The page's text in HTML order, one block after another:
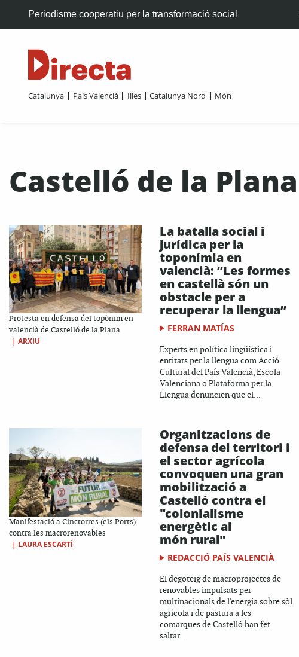
Periodisme cooperatiu per la transformació social
Catalunya País Valencià Illes Catalunya Nord Món
Castelló de la Plana
Protesta en defensa del topònim en
valencià de Castelló de la Plana
| ARXIU
La batalla social i
jurídica per la
toponímia en
valencià: “Les formes
en castellà són un
obstacle per a
recuperar la llengua”
FERRAN MATÍAS
Experts en política lingüística i
entitats per la llengua com Acció
Cultural del País Valencià, Escola
Valenciana o Plataforma per la
Llengua denuncien que el...
Manifestació a Cinctorres (els Ports)
contra les macrorenovables
| LAURA ESCARTÍ
Organitzacions de
defensa del territori i
el sector agrícola
convoquen una gran
mobilització a
Castelló contra el
"colonialisme
energètic al
món rural"
REDACCIÓ PAÍS VALENCIÀ
El degoteig de macroprojectes de
renovables impulsats per
multinacionals de l'energia sobre sòl
agrícola i de pastura a les
comarques de Castelló han fet
saltar...